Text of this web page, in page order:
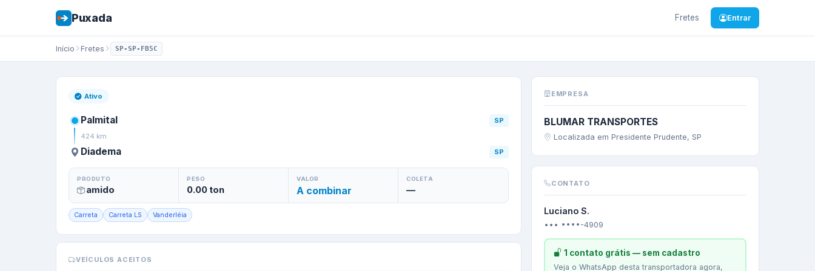
Puxada Fretes Entrar
Início Fretes SP-SP-FB5C
Frete de —amido
Ativo
Palmital
SP
424 km
Diadema SP
PRODUTO
amido
PESO
0.00ton
VALOR
A combinar
COLETA
—
Carreta Carreta LS Vanderléia
VEÍCULOS ACEITOS
EMPRESA
BLUMAR TRANSPORTES
Localizada em Presidente Prudente, SP
CONTATO
Luciano S.
••• ••••-4909
1 contato grátis — sem cadastro
Veja o WhatsApp desta transportadora agora,